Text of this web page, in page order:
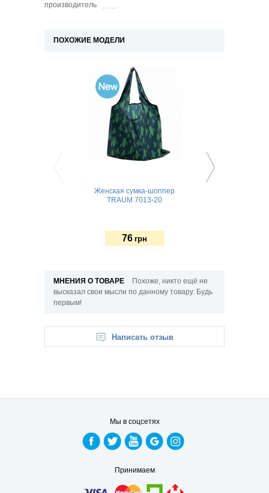
производитель
ПОХОЖИЕ МОДЕЛИ
Женская сумка-шоппер
TRAUM 7013-20
76 грн
МНЕНИЯ О ТОВАРЕ
Похоже, никто ещё не
высказал свои мысли по данному товару. Будь
первым!
Написать отзыв
Мы в соцсетях
Принимаем